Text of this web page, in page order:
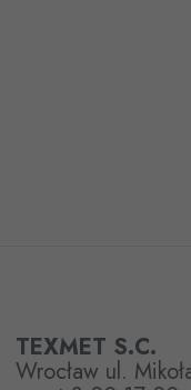
TEXMET S.C.
Wrocław ul.